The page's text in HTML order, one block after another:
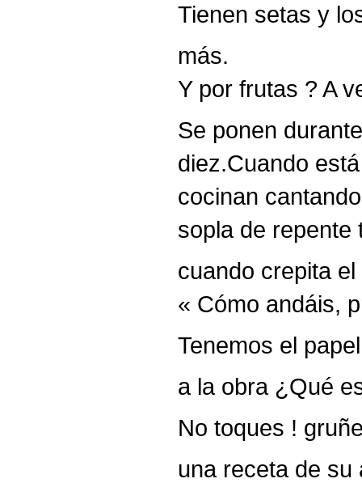
Tienen setas y
más.
Y por frutas ? A
Se ponen
diez.Cuando
cocinan
sopla de repente
cuando crepita
« Cómo andáis,
Tenemos el
a la obra ¿Qué
No toques !
una receta de su